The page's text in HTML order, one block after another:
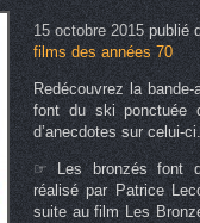
15 octobre 2015publié
films des années 70
Redécouvrez la
font du ski ponctuée
d’anecdotes sur celui-ci.
☞ Les bronzés font
réalisé par Patrice
suite au film Les